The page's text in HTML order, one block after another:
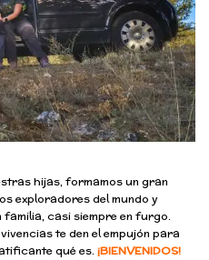
hijas, formamos un gran
exploradores del mundo y
casi siempre en furgo.
te den el empujón para
qué es.¡BIENVENIDOS!